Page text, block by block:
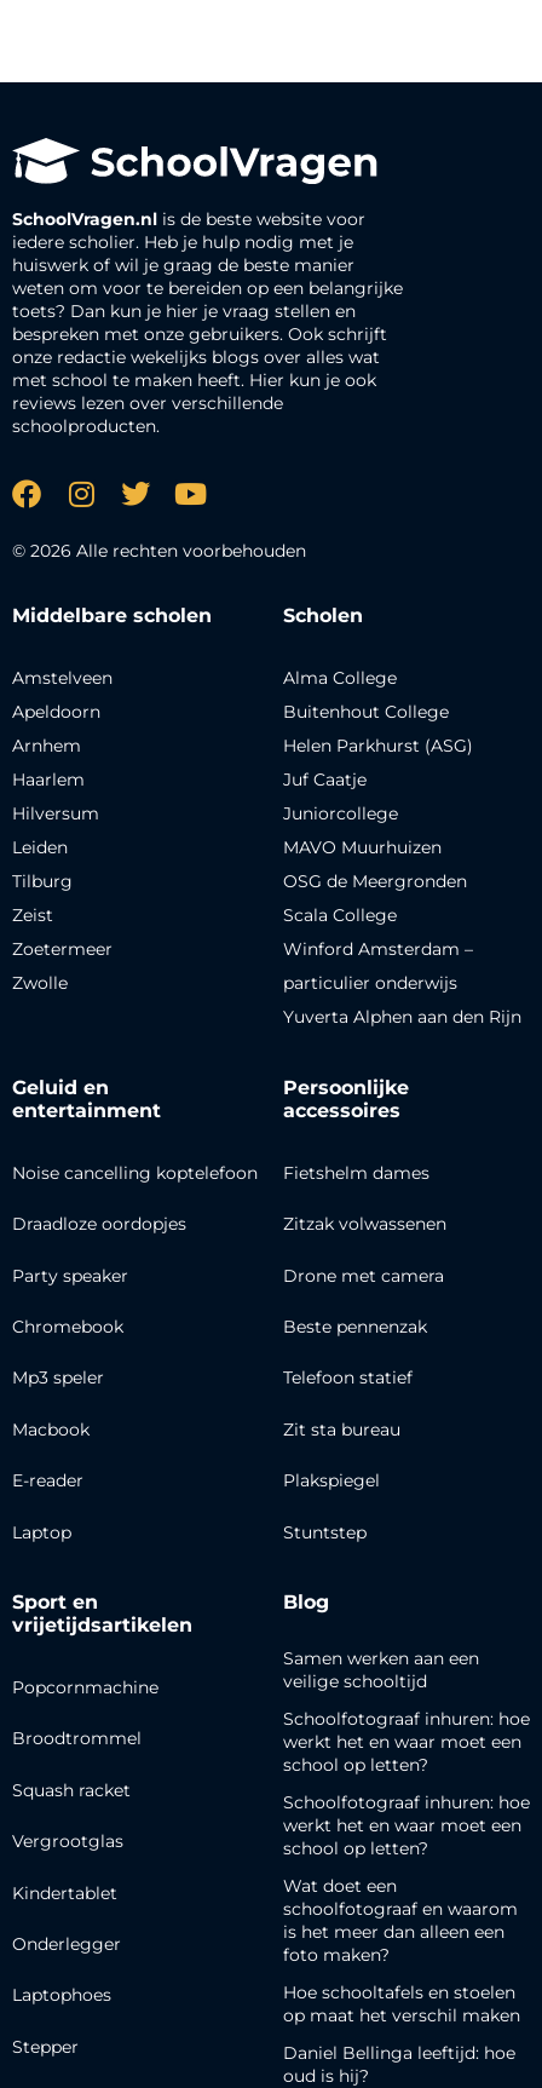
SchoolVragen.nl is de beste website voor
iedere scholier. Heb je hulp nodig met je
huiswerk of wil je graag de beste manier
weten om voor te bereiden op een belangrijke
toets? Dan kun je hier je vraag stellen en
bespreken met onze gebruikers. Ook schrijft
onze redactie wekelijks blogs over alles wat
met school te maken heeft. Hier kun je ook
reviews lezen over verschillende
schoolproducten.
© 2026 Alle rechten voorbehouden
Middelbare scholen
Amstelveen
Apeldoorn
Arnhem
Haarlem
Hilversum
Leiden
Tilburg
Zeist
Zoetermeer
Zwolle
Scholen
Alma College
Buitenhout College
Helen Parkhurst (ASG)
Juf Caatje
Juniorcollege
MAVO Muurhuizen
OSG de Meergronden
Scala College
Winford Amsterdam –
particulier onderwijs
Yuverta Alphen aan den Rijn
Geluid en
entertainment
Noise cancelling koptelefoon
Draadloze oordopjes
Party speaker
Chromebook
Mp3 speler
Macbook
E-reader
Laptop
Persoonlijke
accessoires
Fietshelm dames
Zitzak volwassenen
Drone met camera
Beste pennenzak
Telefoon statief
Zit sta bureau
Plakspiegel
Stuntstep
Sport en
vrijetijdsartikelen
Popcornmachine
Broodtrommel
Squash racket
Vergrootglas
Kindertablet
Onderlegger
Laptophoes
Stepper
Blog
Samen werken aan een
veilige schooltijd
Schoolfotograaf inhuren: hoe
werkt het en waar moet een
school op letten?
Schoolfotograaf inhuren: hoe
werkt het en waar moet een
school op letten?
Wat doet een
schoolfotograaf en waarom
is het meer dan alleen een
foto maken?
Hoe schooltafels en stoelen
op maat het verschil maken
Daniel Bellinga leeftijd: hoe
oud is hij?